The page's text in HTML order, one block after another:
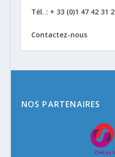
Tél. : + 33 (0)1 47 42 31
Contactez-nous
NOS PARTENAIRES